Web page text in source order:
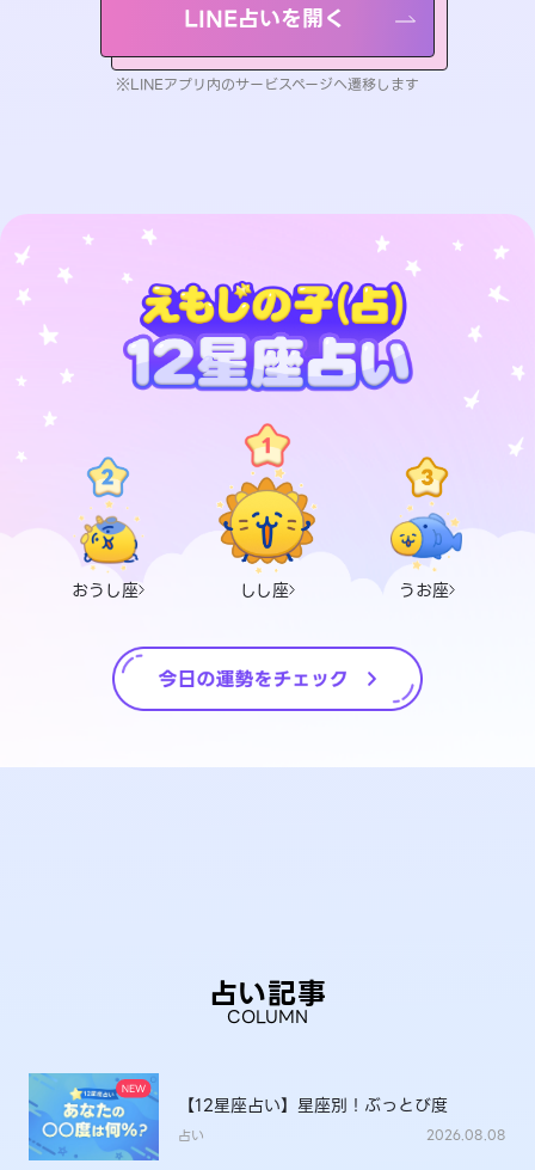
LINE占いを開く
※LINEアプリ内のサービスページへ遷移します
おうし座 しし座 うお座
占い記事
COLUMN
【12星座占い】星座別！ぶっとび度
占い 2026.08.08